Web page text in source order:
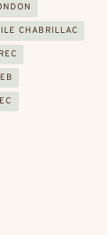
CHABRILLAC